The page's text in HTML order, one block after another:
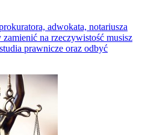
adwokata, notariusza
na rzeczywistość musisz
prawnicze oraz odbyć